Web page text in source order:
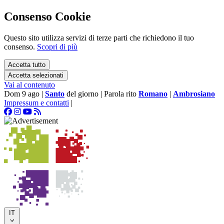
Consenso Cookie
Questo sito utilizza servizi di terze parti che richiedono il tuo
consenso. Scopri di più
Accetta tutto
Accetta selezionati
Vai al contenuto
Dom 9 ago | Santo del giorno | Parola rito Romano | Ambrosiano
Impressum e contatti |
IT